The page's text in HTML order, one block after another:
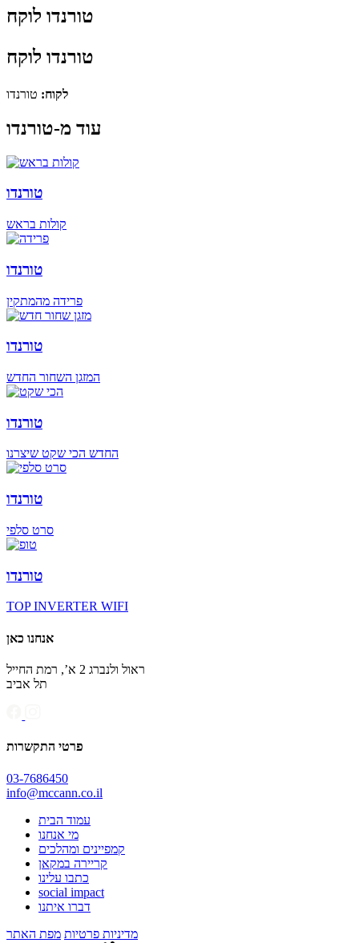
טורנדו לוקח
טורנדו לוקח
לקוח: טורנדו
עוד מ-טורנדו
טורנדו
קולות בראש
טורנדו
פרידה מהמתקין
טורנדו
המזגן השחור החדש
טורנדו
החדש הכי שקט שיצרנו
טורנדו
סרט סלפי
טורנדו
TOP INVERTER WIFI
אנחנו כאן
ראול ולנברג 2 א’, רמת החייל
תל אביב
פרטי התקשרות
03-7686450
info@mccann.co.il
עמוד הבית
מי אנחנו
קמפיינים ומהלכים
קריירה במקאן
כתבו עלינו
social impact
דברו איתנו
מדיניות פרטיות מפת האתר